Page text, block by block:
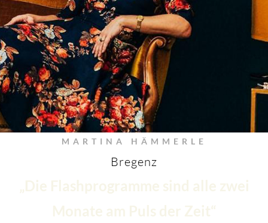
MARTINA HÄMMERLE
Bregenz
„Die Flashprogramme sind alle zwei
Monate am Puls der Zeit“